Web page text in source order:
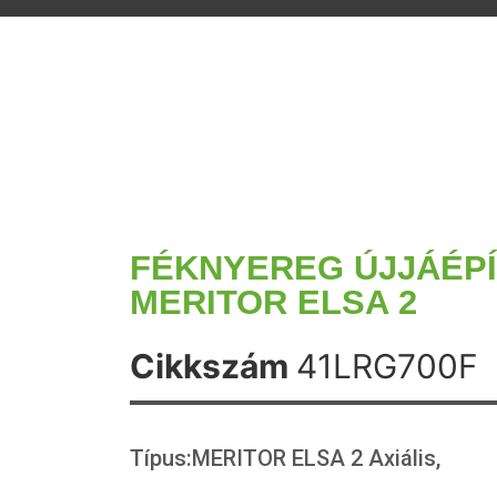
FÉKNYEREG
MERITOR ELSA 2
Cikkszám 41LRG700F
Típus:MERITOR ELSA 2 Axiális,